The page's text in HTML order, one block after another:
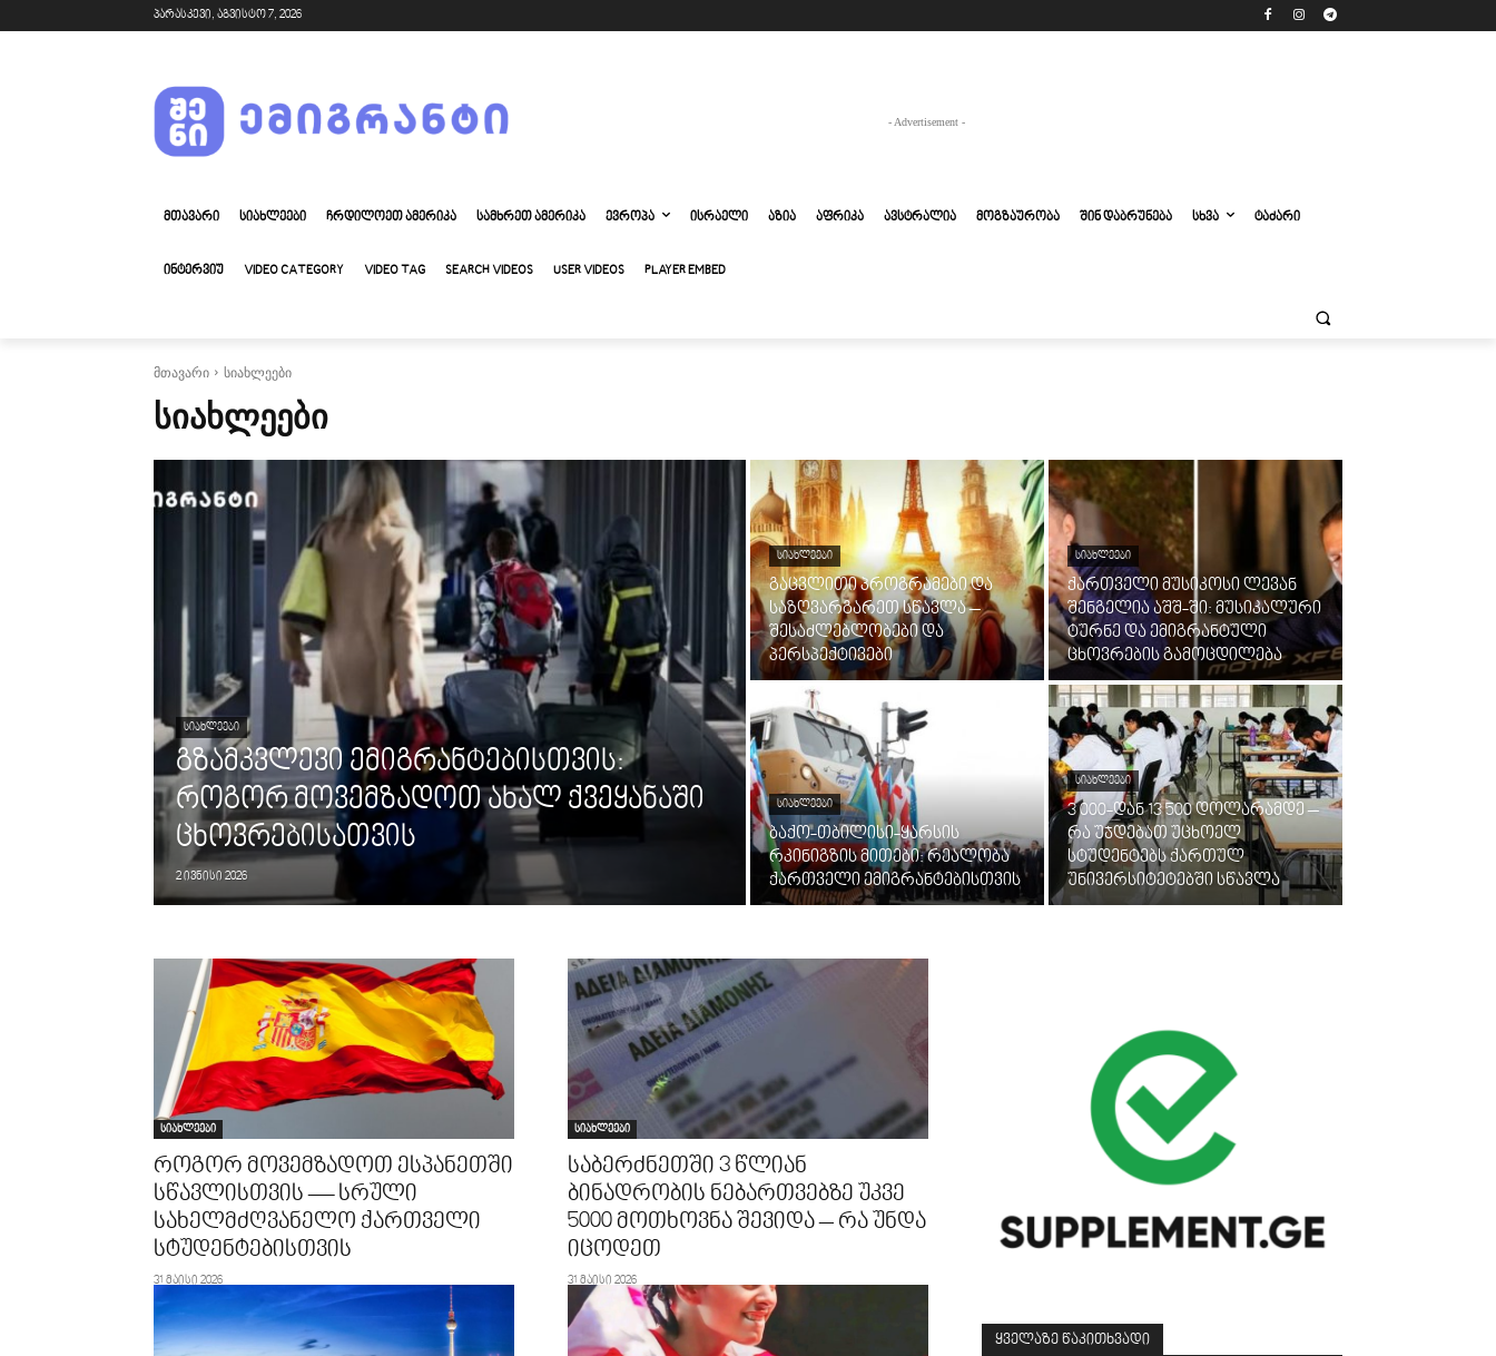
პარასკევი, აგვისტო 7, 2026
- Advertisement -
ᲛᲗᲐᲕᲐᲠᲘ ᲡᲘᲐᲮᲚᲔᲔᲑᲘ ᲩᲠᲓᲘᲚᲝᲔᲗ ᲐᲛᲔᲠᲘᲙᲐ ᲡᲐᲛᲮᲠᲔᲗ ᲐᲛᲔᲠᲘᲙᲐ ᲔᲕᲠᲝᲞᲐ ᲘᲡᲠᲐᲔᲚᲘ ᲐᲖᲘᲐ ᲐᲤᲠᲘᲙᲐ ᲐᲕᲡᲢᲠᲐᲚᲘᲐ ᲛᲝᲒᲖᲐᲣᲠᲝᲑᲐ ᲨᲘᲜ ᲓᲐᲑᲠᲣᲜᲔᲑᲐ ᲡᲮᲕᲐ ᲢᲐᲫᲐᲠᲘ
ᲘᲜᲢᲔᲠᲕᲘᲣ VIDEO CATEGORY VIDEO TAG SEARCH VIDEOS USER VIDEOS PLAYER EMBED
მთავარი სიახლეები
ᲡᲘᲐᲮᲚᲔᲔᲑᲘ
ᲡᲘᲐᲮᲚᲔᲔᲑᲘ
გზამკვლევი ემიგრანტებისთვის:
როგორ მოვემზადოთ ახალ ქვეყანაში
ცხოვრებისათვის
2 ივნისი 2026
ᲡᲘᲐᲮᲚᲔᲔᲑᲘ
გაცვლითი პროგრამები და
საზღვარგარეთ სწავლა –
შესაძლებლობები და
პერსპექტივები
ᲡᲘᲐᲮᲚᲔᲔᲑᲘ
ქართველი მუსიკოსი ლევან
შენგელია აშშ-ში: მუსიკალური
ტურნე და ემიგრანტული
ცხოვრების გამოცდილება
ᲡᲘᲐᲮᲚᲔᲔᲑᲘ
ბაქო-თბილისი-ყარსის
რკინიგზის მითები: რეალობა
ქართველი ემიგრანტებისთვის
ᲡᲘᲐᲮᲚᲔᲔᲑᲘ
3 000-დან 13 500 დოლარამდე –
რა უჯდებათ უცხოელ
სტუდენტებს ქართულ
უნივერსიტეტებში სწავლა
სიახლეები
როგორ მოვემზადოთ ესპანეთში
სწავლისთვის — სრული
სახელმძღვანელო ქართველი
სტუდენტებისთვის
31 მაისი 2026
სიახლეები
საბერძნეთში 3 წლიან
ბინადრობის ნებართვებზე უკვე
5000 მოთხოვნა შევიდა – რა უნდა
იცოდეთ
31 მაისი 2026
ᲧᲕᲔᲚᲐᲖᲔ ᲬᲐᲙᲘᲗᲮᲕᲐᲓᲘ